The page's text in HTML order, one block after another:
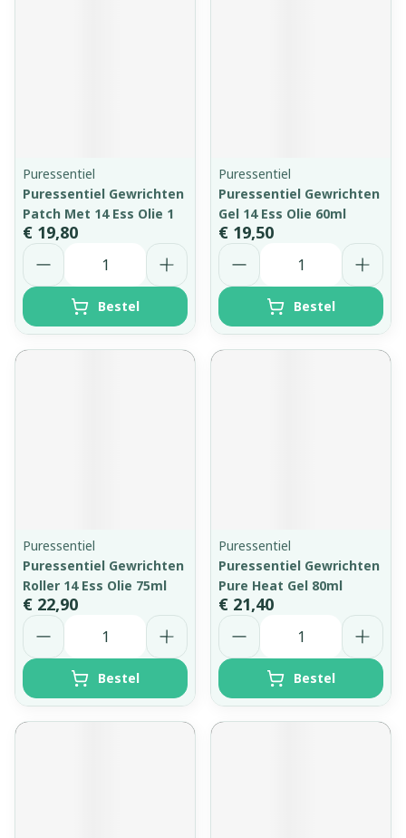
Puressentiel
Puressentiel Gewrichten
Patch Met 14 Ess Olie 1
€ 19,80
Aantal
Bestel
Puressentiel
Puressentiel Gewrichten
Gel 14 Ess Olie 60ml
€ 19,50
Aantal
Bestel
Puressentiel
Puressentiel Gewrichten
Roller 14 Ess Olie 75ml
€ 22,90
Aantal
Bestel
Puressentiel
Puressentiel Gewrichten
Pure Heat Gel 80ml
€ 21,40
Aantal
Bestel